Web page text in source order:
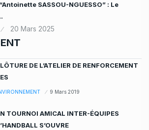
SASSOU-NGUESSO” : Le
20 Mars 2025
DE L’ATELIER DE RENFORCEMENT
9 Mars 2019
TOURNOI AMICAL INTER-ÉQUIPES
S’OUVRE